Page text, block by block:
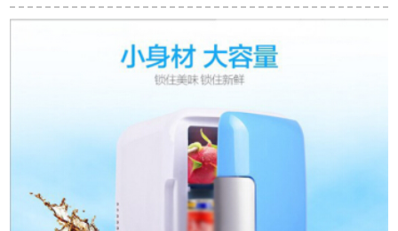
凍冷暖箱の自動車用
日向六件セトの携帯
グリア式冷凍小型学
保温箱（氷嚢送り）
兼用半導体冷暖房室